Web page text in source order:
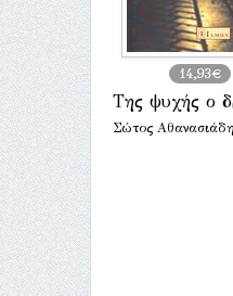
14,93€
Της ψυχής ο
Σώτος